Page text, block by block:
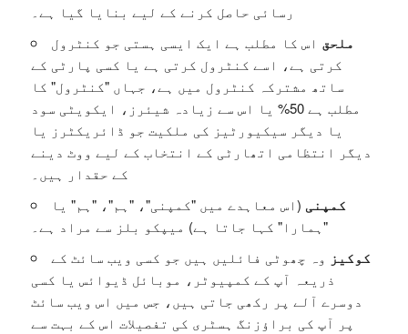
رسائی حاصل کرنے کے لیے بنایا گیا ہے۔
ملحق اس کا مطلب ہے ایک ایسی ہستی جو کنٹرول
کرتی ہے، اسے کنٹرول کرتی ہے یا کسی پارٹی کے
ساتھ مشترکہ کنٹرول میں ہے، جہاں "کنٹرول" کا
مطلب ہے 50% یا اس سے زیادہ شیئرز، ایکویٹی سود
یا دیگر سیکیورٹیز کی ملکیت جو ڈائریکٹرز یا
دیگر انتظامی اتھارٹی کے انتخاب کے لیے ووٹ دینے
کے حقدار ہیں۔
کمپنی (اس معاہدے میں "کمپنی"، "ہم"، "ہم" یا
"ہمارا" کہا جاتا ہے) میپکو بلز سے مراد ہے۔
کوکیز وہ چھوٹی فائلیں ہیں جو کسی ویب سائٹ کے
ذریعہ آپ کے کمپیوٹر، موبائل ڈیوائس یا کسی
دوسرے آلے پر رکھی جاتی ہیں، جس میں اس ویب سائٹ
پر آپ کی براؤزنگ ہسٹری کی تفصیلات اس کے بہت سے